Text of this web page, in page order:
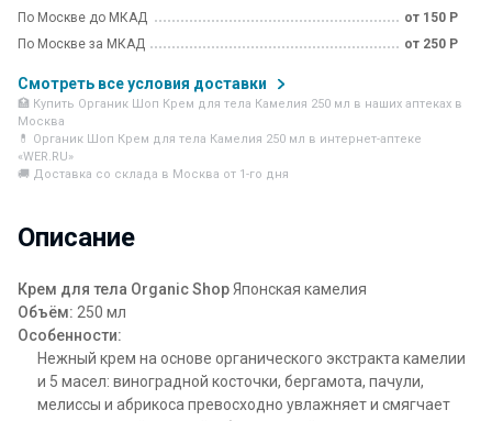
По Москве до МКАД
от 150 Р
По Москве за МКАД
от 250 Р
Смотреть все условия доставки
🏥 Купить Органик Шоп Крем для тела Камелия 250 мл в наших аптеках в
Москва
💊 Органик Шоп Крем для тела Камелия 250 мл в интернет-аптеке
«WER.RU»
🚚 Доставка со склада в Москва от 1-го дня
Описание
Крем для тела Organic ShopЯпонская камелия
Объём: 250 мл
Особенности:
Нежный крем на основе органического экстракта камелии
и 5 масел: виноградной косточки, бергамота, пачули,
мелиссы и абрикоса превосходно увлажняет и смягчает